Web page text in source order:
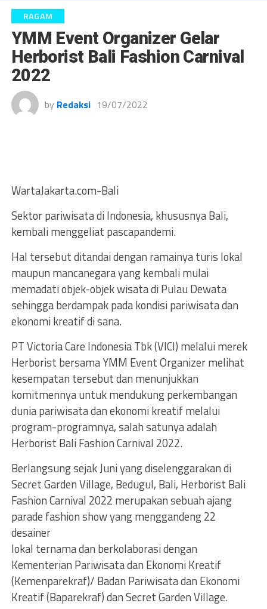
RAGAM
YMM Event Organizer Gelar
Herborist Bali Fashion Carnival
2022
by Redaksi 19/07/2022
WartaJakarta.com-Bali
Sektor pariwisata di Indonesia, khususnya Bali,
kembali menggeliat pascapandemi.
Hal tersebut ditandai dengan ramainya turis lokal
maupun mancanegara yang kembali mulai
memadati objek-objek wisata di Pulau Dewata
sehingga berdampak pada kondisi pariwisata dan
ekonomi kreatif di sana.
PT Victoria Care Indonesia Tbk (VICI) melalui merek
Herborist bersama YMM Event Organizer melihat
kesempatan tersebut dan menunjukkan
komitmennya untuk mendukung perkembangan
dunia pariwisata dan ekonomi kreatif melalui
program-programnya, salah satunya adalah
Herborist Bali Fashion Carnival 2022.
Berlangsung sejak Juni yang diselenggarakan di
Secret Garden Village, Bedugul, Bali, Herborist Bali
Fashion Carnival 2022 merupakan sebuah ajang
parade fashion show yang menggandeng 22
desainer
lokal ternama dan berkolaborasi dengan
Kementerian Pariwisata dan Ekonomi Kreatif
(Kemenparekraf)/ Badan Pariwisata dan Ekonomi
Kreatif (Baparekraf) dan Secret Garden Village.